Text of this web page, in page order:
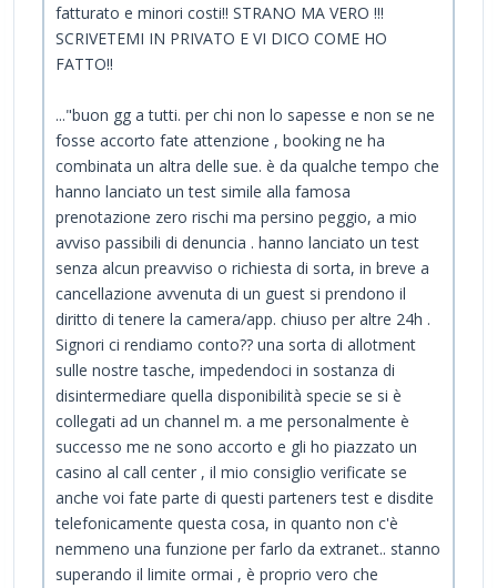
fatturato e minori costi!! STRANO MA VERO !!!
SCRIVETEMI IN PRIVATO E VI DICO COME HO
FATTO!!
..."buon gg a tutti. per chi non lo sapesse e non se ne
fosse accorto fate attenzione , booking ne ha
combinata un altra delle sue. è da qualche tempo che
hanno lanciato un test simile alla famosa
prenotazione zero rischi ma persino peggio, a mio
avviso passibili di denuncia . hanno lanciato un test
senza alcun preavviso o richiesta di sorta, in breve a
cancellazione avvenuta di un guest si prendono il
diritto di tenere la camera/app. chiuso per altre 24h .
Signori ci rendiamo conto?? una sorta di allotment
sulle nostre tasche, impedendoci in sostanza di
disintermediare quella disponibilità specie se si è
collegati ad un channel m. a me personalmente è
successo me ne sono accorto e gli ho piazzato un
casino al call center , il mio consiglio verificate se
anche voi fate parte di questi parteners test e disdite
telefonicamente questa cosa, in quanto non c'è
nemmeno una funzione per farlo da extranet.. stanno
superando il limite ormai , è proprio vero che